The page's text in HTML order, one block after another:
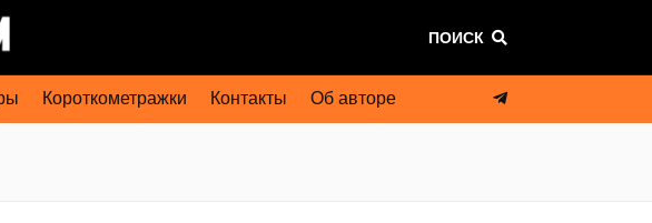
ПОИСК
Короткометражки Контакты Об авторе